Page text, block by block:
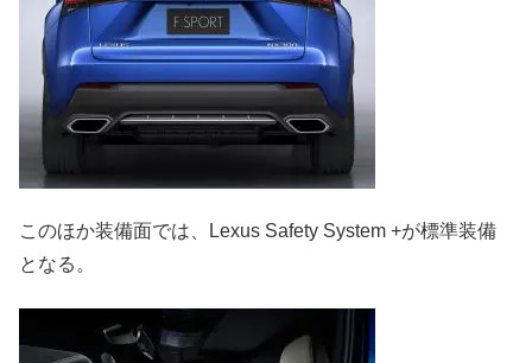
このほか装備面では、Lexus Safety System +が標準装備
となる。